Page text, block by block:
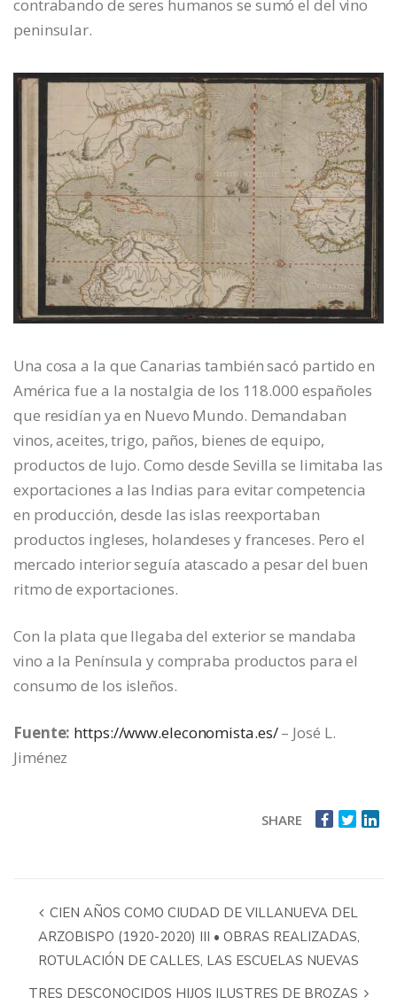
contrabando de seres humanos se sumó el del vino
peninsular.
Una cosa a la que Canarias también sacó partido en
América fue a la nostalgia de los 118.000 españoles
que residían ya en Nuevo Mundo. Demandaban
vinos, aceites, trigo, paños, bienes de equipo,
productos de lujo. Como desde Sevilla se limitaba las
exportaciones a las Indias para evitar competencia
en producción, desde las islas reexportaban
productos ingleses, holandeses y franceses. Pero el
mercado interior seguía atascado a pesar del buen
ritmo de exportaciones.
Con la plata que llegaba del exterior se mandaba
vino a la Península y compraba productos para el
consumo de los isleños.
Fuente: https://www.eleconomista.es/– José L.
Jiménez
SHARE
CIEN AÑOS COMO CIUDAD DE VILLANUEVA DEL
ARZOBISPO (1920-2020) III • OBRAS REALIZADAS,
ROTULACIÓN DE CALLES, LAS ESCUELAS NUEVAS
TRES DESCONOCIDOS HIJOS ILUSTRES DE BROZAS